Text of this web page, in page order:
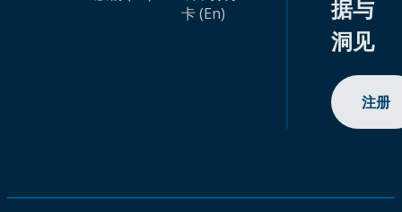
卡 (En)
据与
洞见
注册